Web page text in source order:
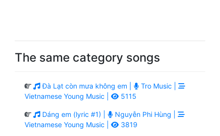
The same category songs
Đà Lạt còn mưa không em |
Tro Music |
Vietnamese Young Music |
5115
Dáng em (lyric #1) |
Nguyễn Phi Hùng |
Vietnamese Young Music |
3819